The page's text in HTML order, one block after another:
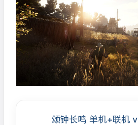
颂钟长鸣 单机+联机 v